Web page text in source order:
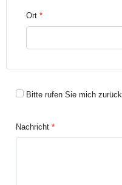
Ort
Bitte rufen Sie mich zurück
Nachricht